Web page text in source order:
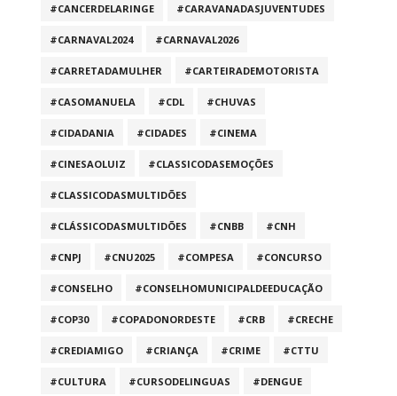
#CANCERDELARINGE #CARAVANADASJUVENTUDES
#CARNAVAL2024 #CARNAVAL2026
#CARRETADAMULHER #CARTEIRADEMOTORISTA
#CASOMANUELA #CDL #CHUVAS
#CIDADANIA #CIDADES #CINEMA
#CINESAOLUIZ #CLASSICODASEMOÇÕES
#CLASSICODASMULTIDÕES
#CLÁSSICODASMULTIDÕES #CNBB #CNH
#CNPJ #CNU2025 #COMPESA #CONCURSO
#CONSELHO #CONSELHOMUNICIPALDEEDUCAÇÃO
#COP30 #COPADONORDESTE #CRB #CRECHE
#CREDIAMIGO #CRIANÇA #CRIME #CTTU
#CULTURA #CURSODELINGUAS #DENGUE